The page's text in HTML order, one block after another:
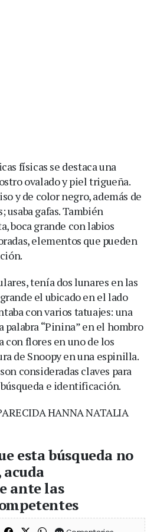
físicas se destaca una
ovalado y piel trigueña.
y de color negro, además de
usaba gafas. También
boca grande con labios
elementos que pueden
tenía dos lunares en las
el ubicado en el lado
con varios tatuajes: una
palabra “Pinina” en el hombro
con flores en uno de los
de Snoopy en una espinilla.
consideradas claves para
e identificación.
esta búsqueda no
acuda
ante las